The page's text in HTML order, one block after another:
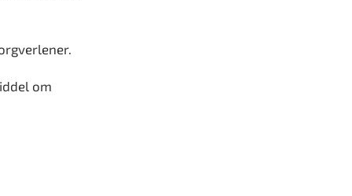
om